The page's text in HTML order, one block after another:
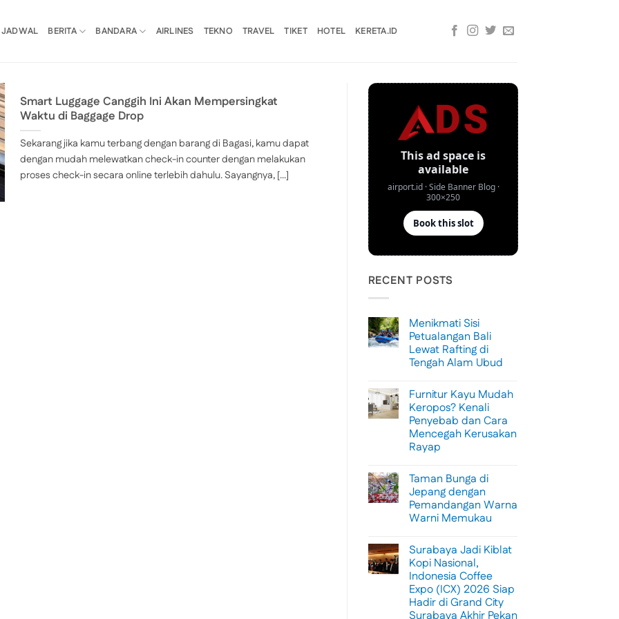
JADWAL BERITA BANDARA AIRLINES TEKNO TRAVEL TIKET HOTEL KERETA.ID
Smart Luggage Canggih Ini Akan Mempersingkat
Waktu di Baggage Drop
Sekarang jika kamu terbang dengan barang di Bagasi, kamu dapat
dengan mudah melewatkan check-in counter dengan melakukan
proses check-in secara online terlebih dahulu. Sayangnya, [...]
RECENT POSTS
Menikmati Sisi
Petualangan Bali
Lewat Rafting di
Tengah Alam Ubud
on
Menikmati
Sisi
Petualangan
Bali
Lewat
Rafting
Alam
Ubud
Furnitur Kayu Mudah
Keropos? Kenali
Penyebab dan Cara
Mencegah Kerusakan
Rayap
on
Furnitur
Kayu
Mudah
Keropos?
Kenali
Cara
Mencegah
Kerusakan
Rayap
Taman Bunga di
Jepang dengan
Pemandangan Warna
Warni Memukau
on
Taman
Bunga
di
Jepang
dengan
Pemandangan
Warna
Surabaya Jadi Kiblat
Kopi Nasional,
Indonesia Coffee
Expo (ICX) 2026 Siap
Hadir di Grand City
Surabaya Akhir Pekan